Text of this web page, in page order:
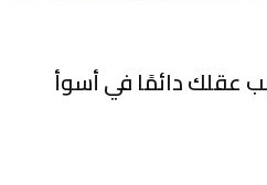
عقلك دائمًا في أسوأ